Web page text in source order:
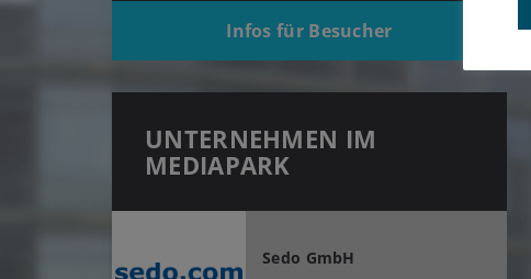
Infos für Besucher
UNTERNEHMEN IM
MEDIAPARK
Sedo GmbH